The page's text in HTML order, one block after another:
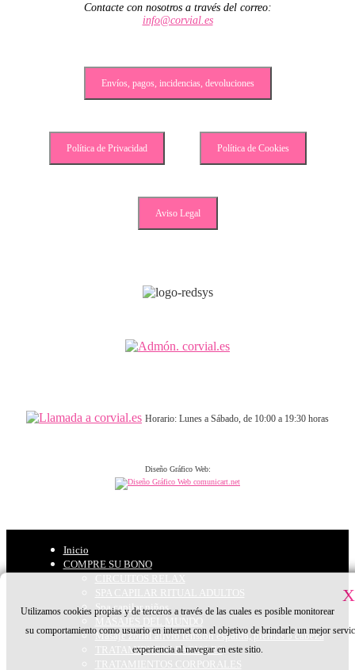
X
Utilizamos cookies propias y de terceros a través de las cuales es posible monitorear
su comportamiento como usuario en internet con el objetivo de brindarle un mejor
experiencia al navegar en este sitio.
Contacte con nosotros a través del correo:
info@corvial.es
Envíos, pagos, incidencias, devoluciones
Política de Privacidad Política de Cookies
Aviso Legal
Horario: Lunes a Sábado, de 10:00 a 19:30 horas
Diseño Gráfico Web:
Inicio
COMPRE SU BONO
CIRCUITOS RELAX
SPA CAPILAR RITUAL ADULTOS
Spa capilar niños
MASAJES DEL MUNDO
Masaje zonal alivio tensión espalda, piernas o cabeza
TRATAMIENTOS FACIALES
TRATAMIENTOS CORPORALES